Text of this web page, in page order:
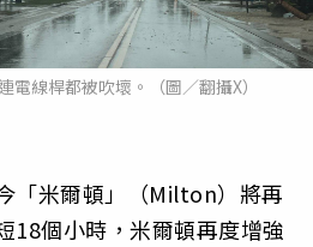
電線桿都被吹壞。（圖／翻攝X）
「米爾頓」（Milton）將再
18個小時，米爾頓再度增強